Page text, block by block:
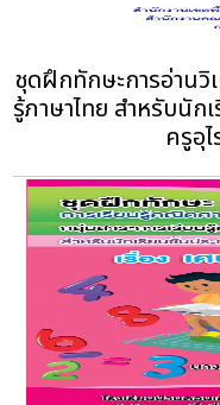
ชุดฝึกทักษะการอ่านวิ
รู้ภาษาไทย สำหรับนั
ครูอุ